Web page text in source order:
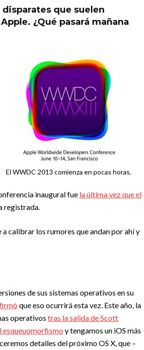
disparates que suelen
¿Qué pasará mañana
El WWDC 2013 comienza en pocas horas.
inaugural fue la última vez que el
registrada.
a calibrar los rumores que andan por ahí y
de sus sistemas operativos en su
que eso ocurrirá esta vez. Este año, la
operativos tras la salida de Scott
esqueuomorfismo y tengamos un iOS más
detalles del próximo OS X, que –